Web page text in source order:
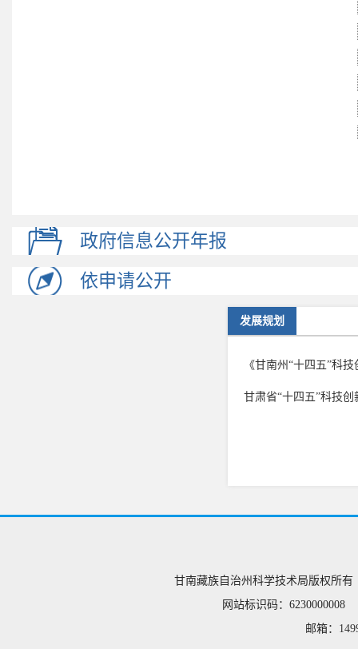
政府信息公开年报
依申请公开
发展规划
《甘南州“十四五”科
甘肃省“十四五”科技创
甘南藏族自治州科学技术局版权所
网站标识码：
邮箱：